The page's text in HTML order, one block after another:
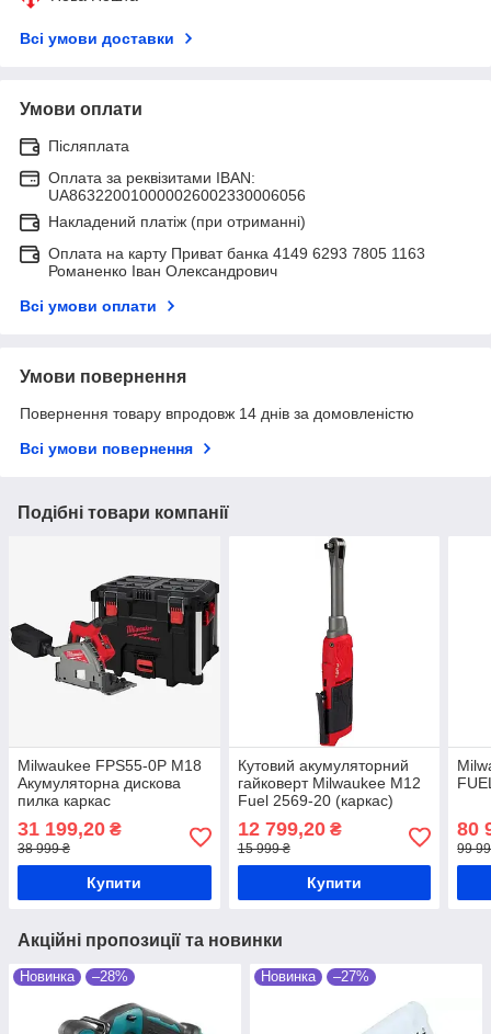
Всі умови доставки
Умови оплати
Післяплата
Оплата за реквізитами IBAN:
UA863220010000026002330006056
Накладений платіж (при отриманні)
Оплата на карту Приват банка 4149 6293 7805 1163
Романенко Іван Олександрович
Всі умови оплати
Умови повернення
Повернення товару впродовж 14 днів за домовленістю
Всі умови повернення
Подібні товари компанії
Milwaukee FPS55-0P M18
Акумуляторна дискова
пилка каркас
31 199,20 ₴
38 999 ₴
Купити
Кутовий акумуляторний
гайковерт Milwaukee M12
Fuel 2569-20 (каркас)
12 799,20₴
15 999 ₴
Купити
80
99
Акційні пропозиції та новинки
Новинка –28% Новинка –27%